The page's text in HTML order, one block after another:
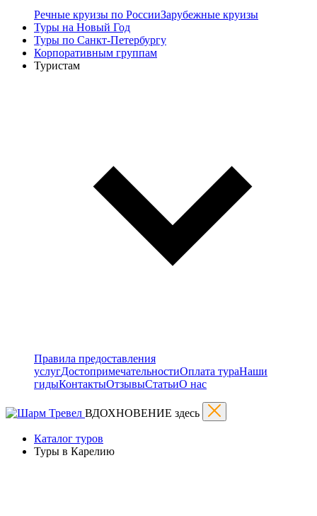
Речные круизы по РоссииЗарубежные круизы
Туры на Новый Год
Туры по Санкт-Петербургу
Корпоративным группам
Туристам
Правила предоставления
услугДостопримечательностиОплата тураНаши
гидыКонтактыОтзывыСтатьиО нас
ВДОХНОВЕНИЕ здесь
Каталог туров
Туры в Карелию